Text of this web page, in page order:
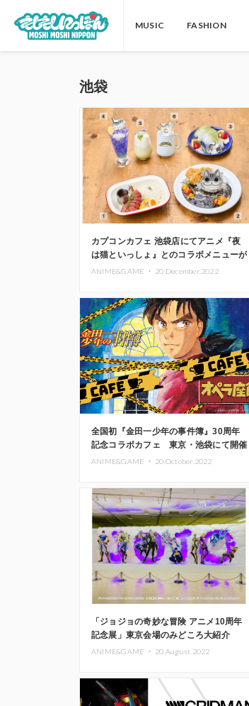
MUSIC FASHION
池袋
カプコンカフェ 池袋店にてアニメ『夜
は猫といっしょ』とのコラボメニューが
期間限定登場
ANIME&GAME ・ 20.December.2022
全国初『金田一少年の事件簿』30周年
記念コラボカフェ 東京・池袋にて開催
決定
ANIME&GAME ・ 20.October.2022
「ジョジョの奇妙な冒険 アニメ10周年
記念展」東京会場のみどころ大紹介
ANIME&GAME ・ 20.August.2022